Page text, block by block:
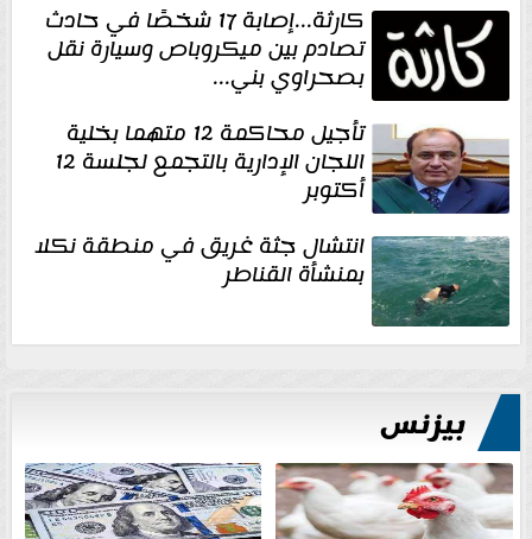
كارثة...إصابة 17 شخصًا في حادث
تصادم بين ميكروباص وسيارة نقل
بصحراوي بني...
تأجيل محاكمة 12 متهما بخلية
اللجان الإدارية بالتجمع لجلسة 12
أكتوبر
انتشال جثة غريق في منطقة نكلا
بمنشأة القناطر
بيزنس